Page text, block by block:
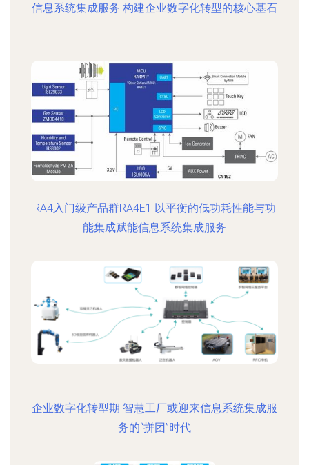
信息系统集成服务 构建企业数字化转型的核心基石
RA4入门级产品群RA4E1 以平衡的低功耗性能与功
能集成赋能信息系统集成服务
企业数字化转型期 智慧工厂或迎来信息系统集成服
务的“拼团”时代